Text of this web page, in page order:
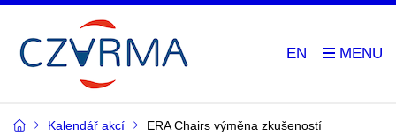
EN
Kalendář akcí ERA Chairs výměna zkušeností